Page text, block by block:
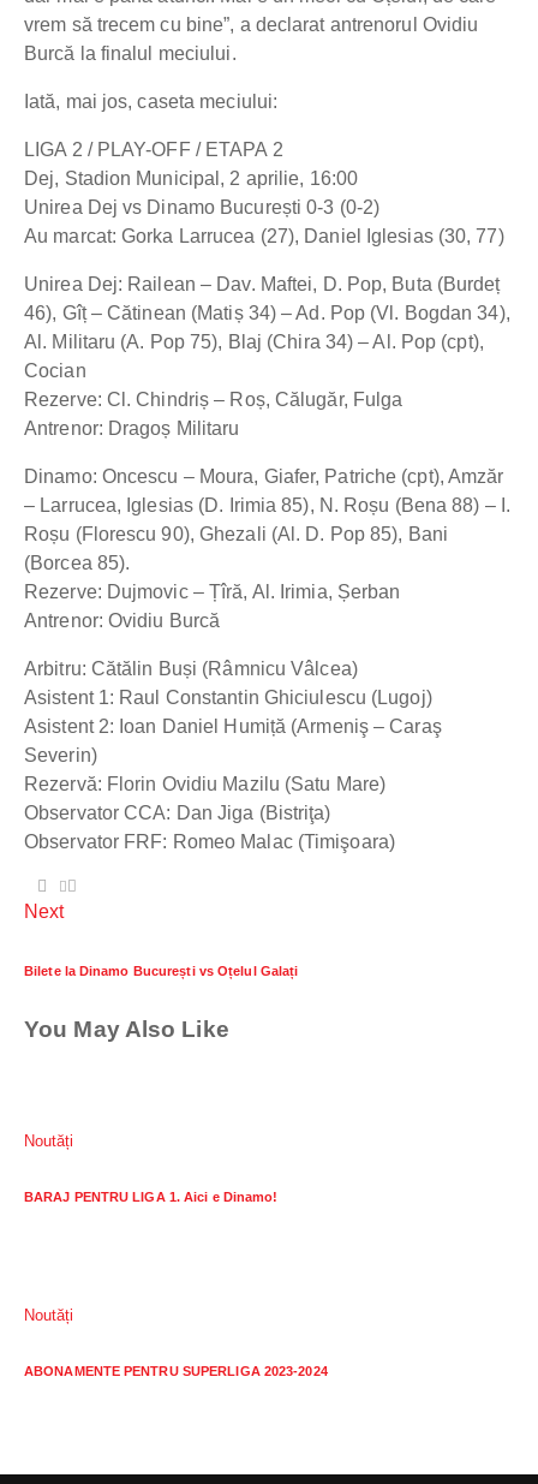
vrem să trecem cu bine”, a declarat antrenorul Ovidiu
Burcă la finalul meciului.
Iată, mai jos, caseta meciului:
LIGA 2 / PLAY-OFF / ETAPA 2
Dej, Stadion Municipal, 2 aprilie, 16:00
Unirea Dej vs Dinamo București 0-3 (0-2)
Au marcat: Gorka Larrucea (27), Daniel Iglesias (30, 77)
Unirea Dej: Railean – Dav. Maftei, D. Pop, Buta (Burdeț
46), Gîț – Cătinean (Matiș 34) – Ad. Pop (Vl. Bogdan 34),
Al. Militaru (A. Pop 75), Blaj (Chira 34) – Al. Pop (cpt),
Cocian
Rezerve: Cl. Chindriș – Roș, Călugăr, Fulga
Antrenor: Dragoș Militaru
Dinamo: Oncescu – Moura, Giafer, Patriche (cpt), Amzăr
– Larrucea, Iglesias (D. Irimia 85), N. Roșu (Bena 88) – I.
Roșu (Florescu 90), Ghezali (Al. D. Pop 85), Bani
(Borcea 85).
Rezerve: Dujmovic – Țîră, Al. Irimia, Șerban
Antrenor: Ovidiu Burcă
Arbitru: Cătălin Buși (Râmnicu Vâlcea)
Asistent 1: Raul Constantin Ghiciulescu (Lugoj)
Asistent 2: Ioan Daniel Humiță (Armeniş – Caraş
Severin)
Rezervă: Florin Ovidiu Mazilu (Satu Mare)
Observator CCA: Dan Jiga (Bistriţa)
Observator FRF: Romeo Malac (Timişoara)
Next
Bilete la Dinamo București vs Oțelul Galați
You May Also Like
Noutăți
BARAJ PENTRU LIGA 1. Aici e Dinamo!
Noutăți
ABONAMENTE PENTRU SUPERLIGA 2023-2024